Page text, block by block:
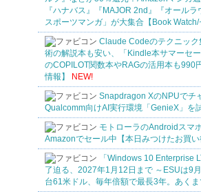
『ハナバス』『MAJOR 2nd』『オール
スポーツマンガ」が大集合【Book Watch/
Claude Codeのテクニッ
術の解説本も安い、「Kindle本サマーセ
のCOPILOT関数本やRAGの活用本も990
情報】 NEW!
Snapdragon XのNPUでチ
Qualcomm向けAI実行環境「GenieX」を
モトローラのAndroidスマ
Amazonでセール中【本日みつけたお買い
「Windows 10 Enterprise
了迫る、2027年1月12日まで ～ESUは9
台61米ドル、毎年倍額で最長3年。あくま